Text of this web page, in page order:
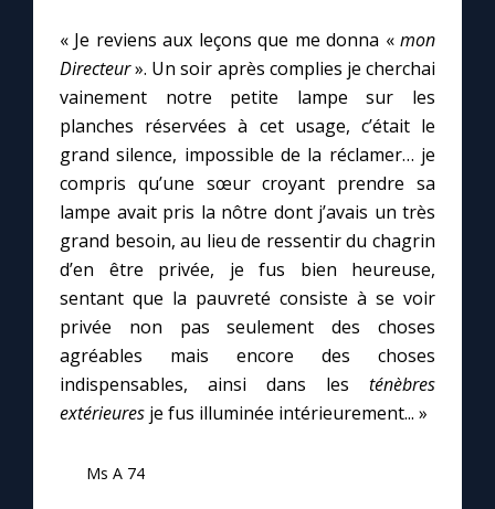
À la une
1000 Raisons de Croire
Chapelet pour le monde
Contact
Faire un don
Marie de Nazareth
« Je reviens aux leçons que me donna « mon
Directeur». Un soir après complies je cherchai
vainement notre petite lampe sur les
planches réservées à cet usage, c’était le
grand silence, impossible de la réclamer… je
compris qu’une sœur croyant prendre sa
lampe avait pris la nôtre dont j’avais un très
grand besoin, au lieu de ressentir du chagrin
d’en être privée, je fus bien heureuse,
sentant que la pauvreté consiste à se voir
privée non pas seulement des choses
agréables mais encore des choses
indispensables, ainsi dans les ténèbres
extérieures je fus illuminée intérieurement... »
Ms A 74